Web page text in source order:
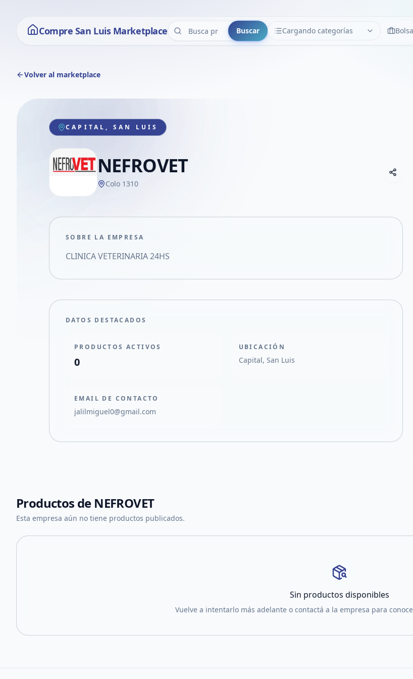
Compre San Luis Marketplace Buscar Cargando categorías
CATEGORÍAS Limpiar
Volver al marketplace
CAPITAL, SAN LUIS
NEFROVET
Colo 1310
SOBRE LA EMPRESA
CLINICA VETERINARIA 24HS
DATOS DESTACADOS
PRODUCTOS ACTIVOS
0
UBICACIÓN
Capital, San Luis
EMAIL DE CONTACTO
jalilmiguel0@gmail.com
Productos de NEFROVET
Esta empresa aún no tiene productos publicados.
Sin productos disponibles
Vuelve a intentarlo más adelante o contactá a la empresa para